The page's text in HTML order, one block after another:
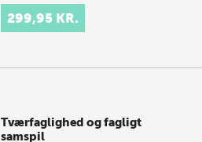
299,95 KR.
Tværfaglighed og fagligt
samspil